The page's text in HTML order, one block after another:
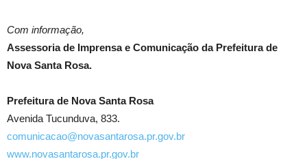
Com informação,
Assessoria de Imprensa e Comunicação da Prefeitura de
Nova Santa Rosa.
Prefeitura de Nova Santa Rosa
Avenida Tucunduva, 833.
comunicacao@novasantarosa.pr.gov.br
www.novasantarosa.pr.gov.br